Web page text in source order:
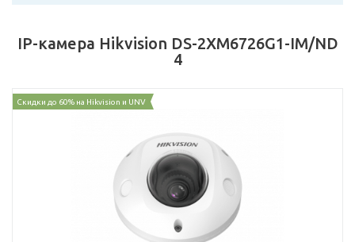
IP-камера Hikvision DS-2XM6726G1-IM/ND
4
Скидки до 60% на Hikvision и UNV